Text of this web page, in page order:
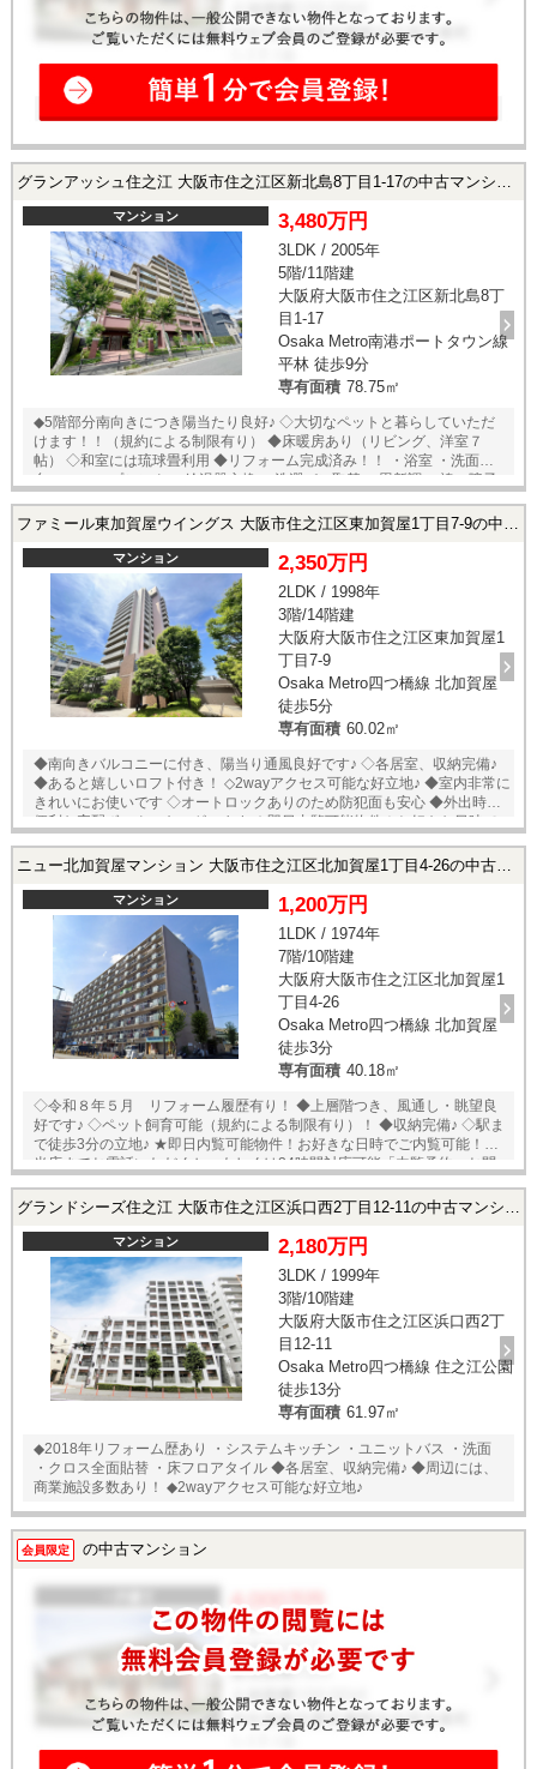
マンション 3,480万円
3LDK / 2005年
5階/11階建
大阪府大阪市住之江区新北島8丁
目1-17
Osaka Metro南港ポートタウン線
平林 徒歩9分
専有面積 78.75㎡
◆5階部分南向きにつき陽当たり良好♪ ◇大切なペットと暮らしていただ
けます！！（規約による制限有り） ◆床暖房あり（リビング、洋室７
帖） ◇和室には琉球畳利用 ◆リフォーム完成済み！！ ・浴室 ・洗面化粧
台 ・スロップシンク ・給湯器交換 ・洗濯パン取替 ・畳新調 ・襖、障子
近くて生活に便利！ ・南港ポートタウン線 「平林」駅まで徒歩約9分
ただくか、もしくは24時間対応可能「内覧予約・お問い合わせ」フォー
ムよりお問い合わせ下さい！業務に精通したスタッフが丁寧に対応致し
ます。ご来店が困難な場合は、ご希望場所でのお待ち合わせも可能で
す。
マンション 2,350万円
2LDK / 1998年
3階/14階建
大阪府大阪市住之江区東加賀屋1
丁目7-9
Osaka Metro四つ橋線 北加賀屋
徒歩5分
専有面積 60.02㎡
◆南向きバルコニーに付き、陽当り通風良好です♪ ◇各居室、収納完備♪
◆あると嬉しいロフト付き！ ◇2wayアクセス可能な好立地♪ ◆室内非常に
きれいにお使いです ◇オートロックありのため防犯面も安心 ◆外出時に
便利な宅配ボックスもございます ★即日内覧可能物件！お好きな日時で
「内覧予約・お問い合わせ」フォームよりお問い合わせ下さい！業務に
望場所でのお待ち合わせも可能です。
ニュー北加賀屋マンション 大阪市住之江区北加賀屋1丁目4-26の中古マンション
マンション 1,200万円
1LDK / 1974年
7階/10階建
大阪府大阪市住之江区北加賀屋1
丁目4-26
Osaka Metro四つ橋線 北加賀屋
徒歩3分
専有面積 40.18㎡
◇令和８年５月 リフォーム履歴有り！ ◆上層階つき、風通し・眺望良
好です♪ ◇ペット飼育可能（規約による制限有り）！ ◆収納完備♪ ◇駅ま
で徒歩3分の立地♪ ★即日内覧可能物件！お好きな日時でご内覧可能！★
当店までお電話いただくか、もしくは24時間対応可能「内覧予約・お問
が丁寧に対応致します。ご来店が困難な場合は、ご希望場所でのお待ち
グランドシーズ住之江 大阪市住之江区浜口西2丁目12-11の中古マンション
マンション 2,180万円
3LDK / 1999年
3階/10階建
大阪府大阪市住之江区浜口西2丁
目12-11
Osaka Metro四つ橋線 住之江公園
徒歩13分
専有面積 61.97㎡
◆2018年リフォーム歴あり ・システムキッチン ・ユニットバス ・洗面
・クロス全面貼替 ・床フロアタイル ◆各居室、収納完備♪ ◆周辺には、
商業施設多数あり！ ◆2wayアクセス可能な好立地♪
会員限定 の中古マンション